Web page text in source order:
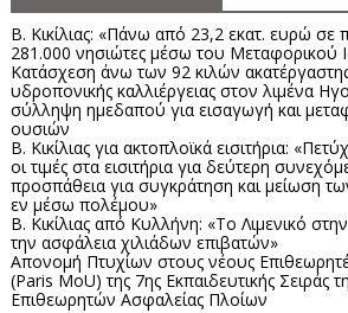
Β. Κικίλιας: «Πάνω από 23,2 εκατ. ευρώ σε
281.000 νησιώτες μέσω του Μεταφορικού
Κατάσχεση άνω των 92 κιλών
υδροπονικής καλλιέργειας στον λιμένα
σύλληψη ημεδαπού για εισαγωγή και
ουσιών
Β. Κικίλιας για ακτοπλοϊκά εισιτήρια:
οι τιμές στα εισιτήρια για δεύτερη
προσπάθεια για συγκράτηση και μείωση
εν μέσω πολέμου»
Β. Κικίλιας από Κυλλήνη: «Το Λιμενικό
την ασφάλεια χιλιάδων επιβατών»
Απονομή Πτυχίων στους νέους
(Paris MoU) της 7ης Εκπαιδευτικής Σειράς
Επιθεωρητών Ασφαλείας Πλοίων